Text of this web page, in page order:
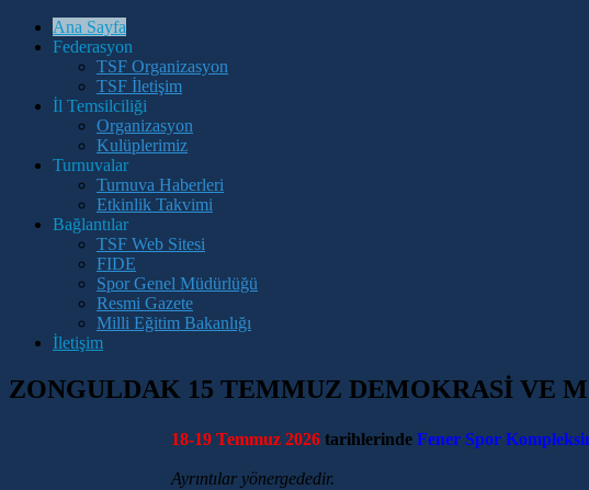
Ana Sayfa
Federasyon
TSF Organizasyon
TSF İletişim
İl Temsilciliği
Organizasyon
Kulüplerimiz
Turnuvalar
Turnuva Haberleri
Etkinlik Takvimi
Bağlantılar
TSF Web Sitesi
FIDE
Spor Genel Müdürlüğü
Resmi Gazete
Milli Eğitim Bakanlığı
İletişim
ZONGULDAK 15 TEMMUZ DEMOKRASİ VE
18-19 Temmuz 2026 tarihlerinde Fener Spor
Ayrıntılar yönergededir.